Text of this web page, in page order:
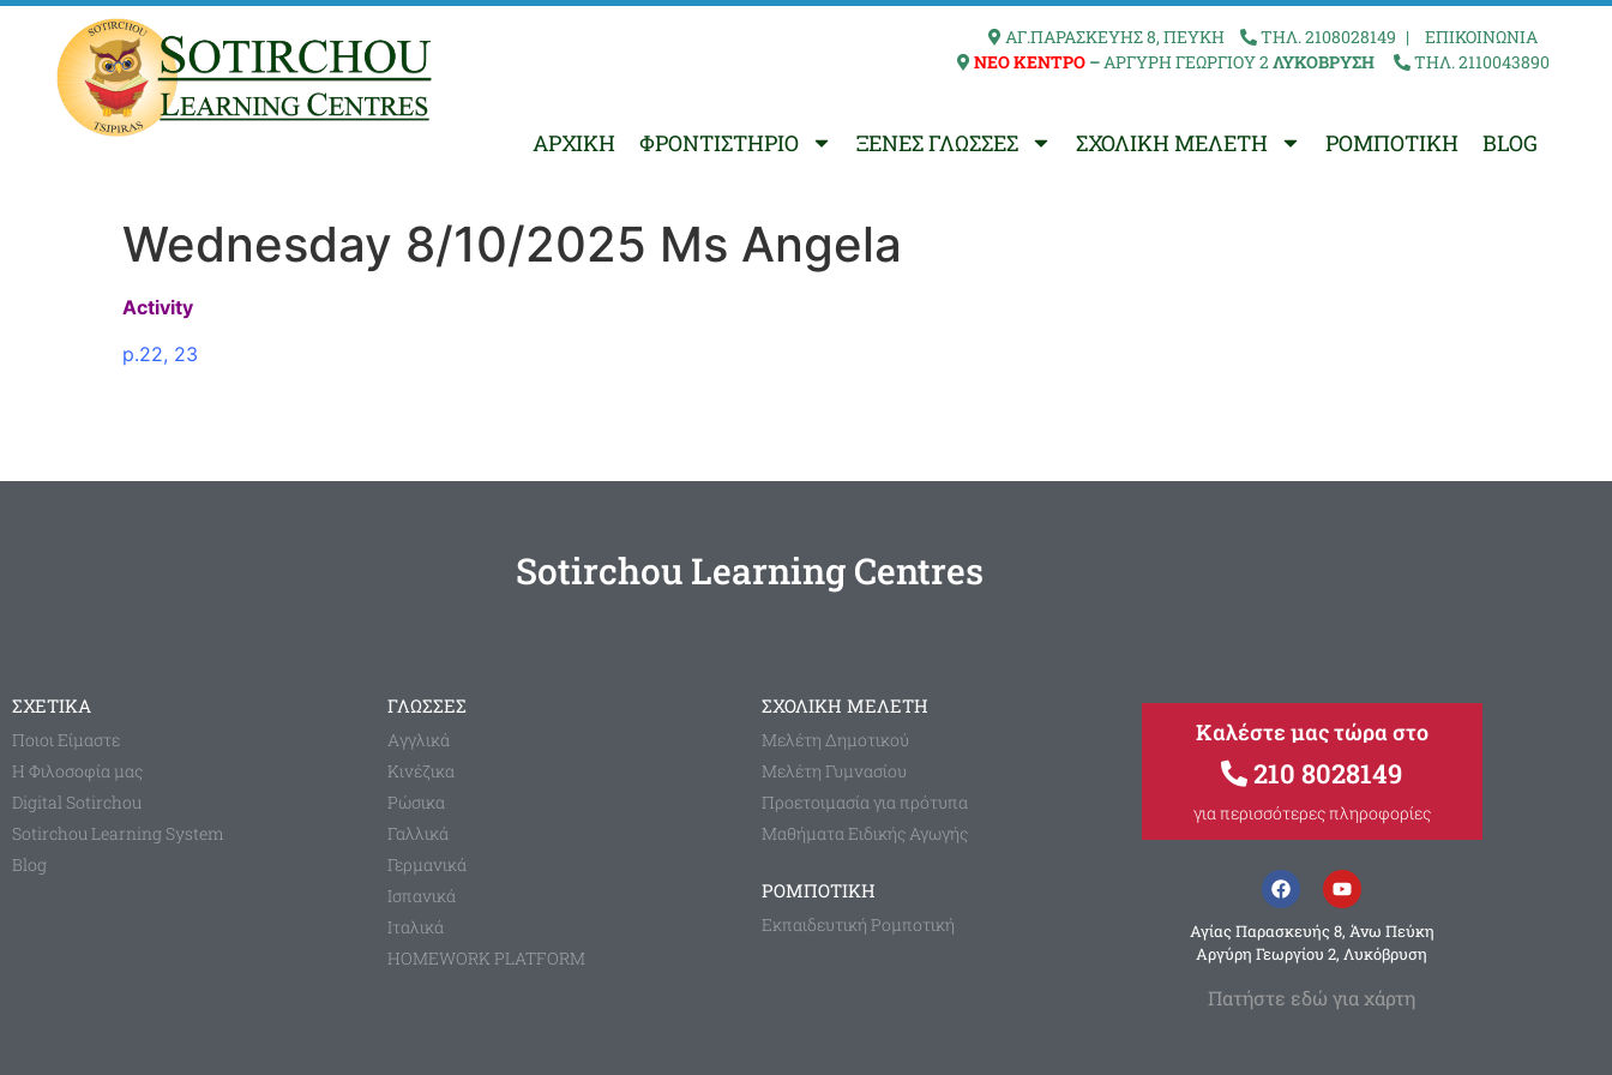
ΑΓ.ΠΑΡΑΣΚΕΥΗΣ 8, ΠΕΥΚΗ ΤΗΛ. 2108028149 |
ΕΠΙΚΟΙΝΩΝΙΑ
ΝΕΟ ΚΕΝΤΡΟ –ΑΡΓΥΡΗ ΓΕΩΡΓΙΟΥ 2 ΛΥΚΟΒΡΥΣΗ ΤΗΛ. 2110043890
ΑΡΧΙΚΗ ΦΡΟΝΤΙΣΤΗΡΙΟ ΞΕΝΕΣ ΓΛΩΣΣΕΣ ΣΧΟΛΙΚΗ ΜΕΛΕΤΗ ΡΟΜΠΟΤΙΚΗ BLOG
Wednesday 8/10/2025 Μs Angela
Activity
p.22, 23
Sotirchou Learning Centres
ΣΧΕΤΙΚΑ
Ποιοι Είμαστε
Η Φιλοσοφία μας
Digital Sotirchou
Sotirchou Learning System
Blog
ΓΛΩΣΣΕΣ
Aγγλικά
Κινέζικα
Ρώσικα
Γαλλικά
Γερμανικά
Ισπανικά
Ιταλικά
HOMEWORK PLATFORM
ΣΧΟΛΙΚΗ ΜΕΛΕΤΗ
Μελέτη Δημοτικού
Μελέτη Γυμνασίου
Προετοιμασία για πρότυπα
Μαθήματα Ειδικής Αγωγής
ΡΟΜΠΟΤΙΚΗ
Εκπαιδευτική Ρομποτική
Καλέστε μας τώρα στο
210 8028149
για περισσότερες πληροφορίες
Αγίας Παρασκευής 8, Άνω Πεύκη
Αργύρη Γεωργίου 2, Λυκόβρυση
Πατήστε εδώ για χάρτη